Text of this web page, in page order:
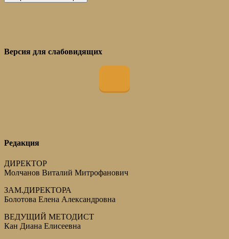
Версия для слабовидящих
Редакция
ДИРЕКТОР
Молчанов Виталий Митрофанович
ЗАМ.ДИРЕКТОРА
Болотова Елена Александровна
ВЕДУЩИЙ МЕТОДИСТ
Кан Диана Елисеевна